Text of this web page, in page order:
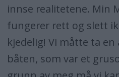
innse realitetene. Min
fungerer rett og slett
kjedelig! Vi måtte ta en
båten, som var et